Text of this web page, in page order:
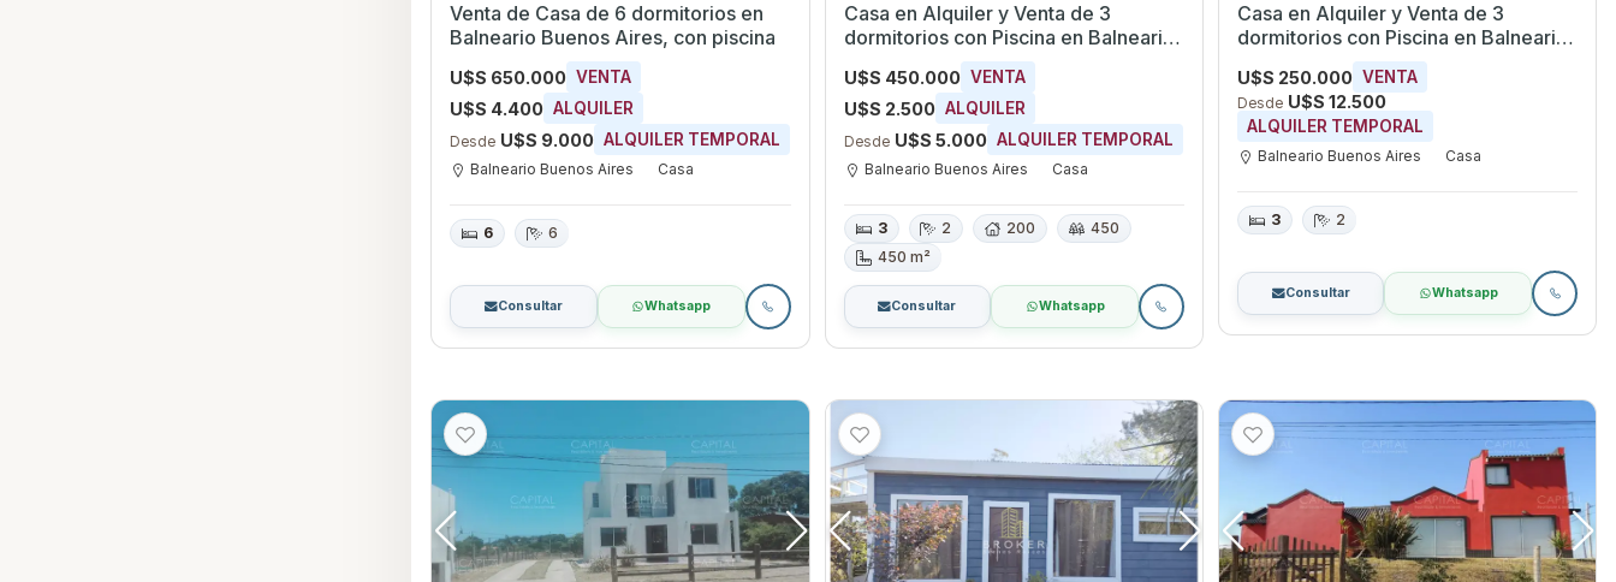
Venta de Casa de 6 dormitorios en
Balneario Buenos Aires, con piscina
U$S 650.000 VENTA
U$S 4.400 ALQUILER
Desde U$S 9.000 ALQUILER TEMPORAL
Balneario Buenos Aires Casa
6 6
Consultar Whatsapp
Casa en Alquiler y Venta de 3
dormitorios con Piscina en Balneario
Buenos Aires, Maldonado
U$S 450.000 VENTA
U$S 2.500 ALQUILER
Desde U$S 5.000 ALQUILER TEMPORAL
Balneario Buenos Aires Casa
3 2 200
450
450 m²
Consultar Whatsapp
Casa en Alquiler y Venta de 3
dormitorios con Piscina en Balneario
Buenos Aires, Maldonado
U$S 250.000 VENTA
Desde U$S 12.500
ALQUILER TEMPORAL
Balneario Buenos Aires Casa
3 2
Consultar Whatsapp